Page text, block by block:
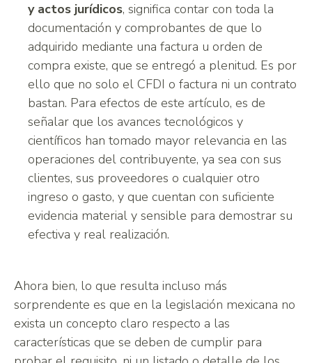
y actos jurídicos, significa contar con toda la
documentación y comprobantes de que lo
adquirido mediante una factura u orden de
compra existe, que se entregó a plenitud. Es por
ello que no solo el CFDI o factura ni un contrato
bastan. Para efectos de este artículo, es de
señalar que los avances tecnológicos y
científicos han tomado mayor relevancia en las
operaciones del contribuyente, ya sea con sus
clientes, sus proveedores o cualquier otro
ingreso o gasto, y que cuentan con suficiente
evidencia material y sensible para demostrar su
efectiva y real realización.
Ahora bien, lo que resulta incluso más
sorprendente es que en la legislación mexicana no
exista un concepto claro respecto a las
características que se deben de cumplir para